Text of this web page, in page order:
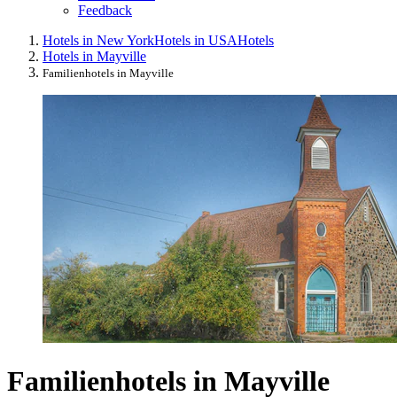
Feedback
Hotels in New YorkHotels in USAHotels
Hotels in Mayville
Familienhotels in Mayville
Familienhotels in Mayville